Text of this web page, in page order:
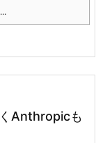
Anthropicも